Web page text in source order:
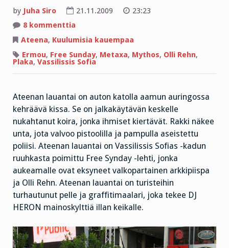
by Juha Siro 21.11.2009
23:23
8 kommenttia
elämää
Ateena, Kuulumisia kauempaa
Ermou, Free Sunday, Metaxa, Mythos, Olli Rehn,
Plaka, Vassilissis Sofia
Ateenan lauantai on auton katolla aamun auringossa
kehräävä kissa. Se on jalkakäytävän keskelle
nukahtanut koira, jonka ihmiset kiertävät. Rakki näkee
unta, jota valvoo pistoolilla ja pampulla aseistettu
poliisi. Ateenan lauantai on Vassilissis Sofias -kadun
ruuhkasta poimittu Free Synday -lehti, jonka
aukeamalle ovat eksyneet valkopartainen arkkipiispa
ja Olli Rehn. Ateenan lauantai on turisteihin
turhautunut pelle ja graffitimaalari, joka tekee DJ
HERON mainoskylttiä illan keikalle.